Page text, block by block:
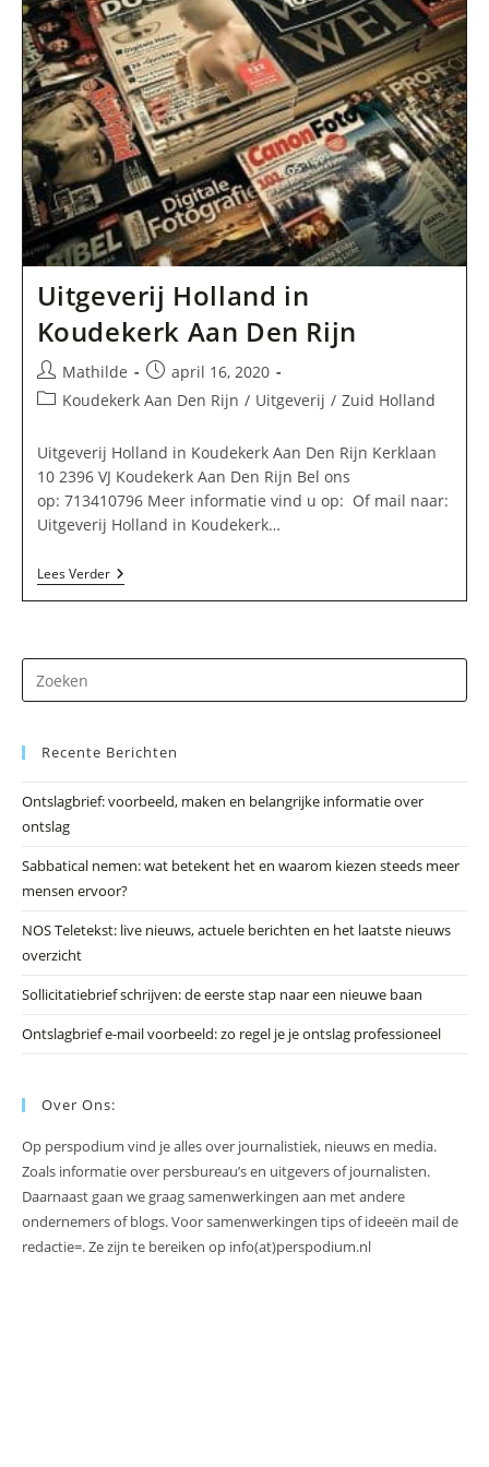
Uitgeverij Holland in
Koudekerk Aan Den Rijn
Bericht
auteur:
Mathilde
Bericht
gepubliceerd
april 16, 2020
Berichtcategorie:
Koudekerk Aan Den Rijn / Uitgeverij / Zuid Holland
Uitgeverij Holland in Koudekerk Aan Den Rijn Kerklaan
10 2396 VJ Koudekerk Aan Den Rijn Bel ons
op: 713410796 Meer informatie vind u op: Of mail naar:
Uitgeverij Holland in Koudekerk…
Lees VerderUitgeverij
Holland
Den
op
Recente Berichten
Ontslagbrief: voorbeeld, maken en belangrijke informatie over
ontslag
Sabbatical nemen: wat betekent het en waarom kiezen steeds meer
mensen ervoor?
NOS Teletekst: live nieuws, actuele berichten en het laatste nieuws
overzicht
Sollicitatiebrief schrijven: de eerste stap naar een nieuwe baan
Ontslagbrief e-mail voorbeeld: zo regel je je ontslag professioneel
Over Ons:
Op perspodium vind je alles over journalistiek, nieuws en media.
Zoals informatie over persbureau’s en uitgevers of journalisten.
Daarnaast gaan we graag samenwerkingen aan met andere
ondernemers of blogs. Voor samenwerkingen tips of ideeën mail de
redactie=. Ze zijn te bereiken op info(at)perspodium.nl